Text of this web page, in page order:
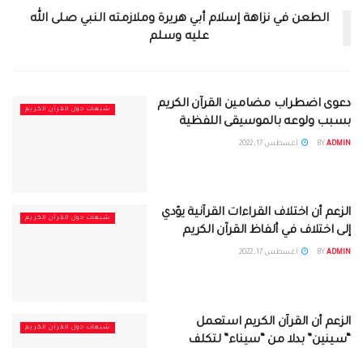
الطعن في نزاهة إسلام أبي هريرة وملازمته النبي صلى الله
عليه وسلم
شبهات حول القرآن الكريم
دعوى اضطراب مضامين القرآن الكريم
بسبب ولوعه بالموسيقى اللفظية
BY ADMIN أغسطس 17, 2022
شبهات حول القرآن الكريم
الزعم أن اختلاف القراءات القرآنية يؤدي
إلى اختلاف في ألفاظ القرآن الكريم
BY ADMIN أغسطس 17, 2022
شبهات حول القرآن الكريم
الزعم أن القرآن الكريم استعمل
“سينين” بدلا من “سيناء” لتكلف